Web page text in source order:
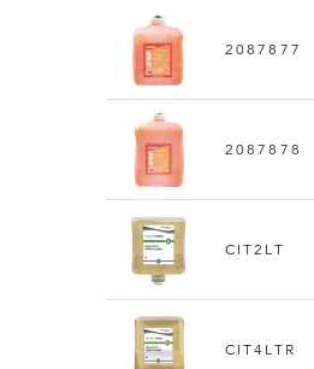
2087877
2087878
CIT2LT
CIT4LTR